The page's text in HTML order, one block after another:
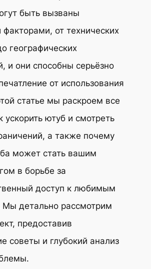
быть вызваны
от технических
географических
и они способны серьёзно
от использования
статье мы раскроем все
ускорить ютуб и смотреть
а также почему
может стать вашим
в борьбе за
доступ к любимым
Мы детально рассмотрим
предоставив
советы и глубокий анализ